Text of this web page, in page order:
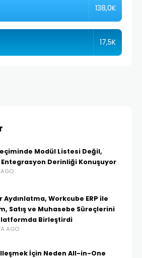
138,0K
17,5K
Modül Listesi Değil,
Entegrasyon Derinliği Konuşuyor
Aydınlatma, Workcube ERP ile
Satış ve Muhasebe Süreçlerini
Birleştirdi
AGO
İçin Neden All-in-One